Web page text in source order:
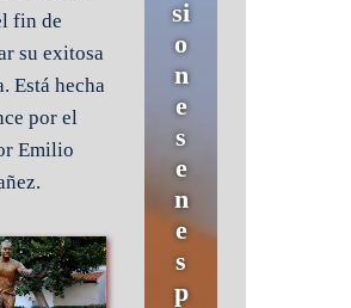
fin de
su exitosa
Está hecha
por el
Emilio
si
o
n
e
s
e
n
e
s
p